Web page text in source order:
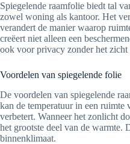
Spiegelende raamfolie biedt tal
zowel woning als kantoor. Het
verandert de manier waarop
creëert niet alleen een
ook voor privacy zonder het
Voordelen van spiegelende folie
De voordelen van spiegelende
kan de temperatuur in een
verbetert. Wanneer het zonlicht
het grootste deel van de warmte.
binnenklimaat.